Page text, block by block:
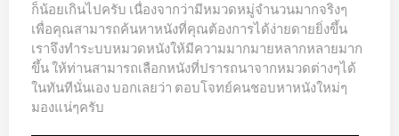
ก็น้อยเกินไปครับ เนื่องจากว่ามีหมวดหมู่จำนวนมากจริงๆ
เพื่อคุณสามารถค้นหาหนังที่คุณต้องการได้ง่ายดายยิ่งขึ้น
เราจึงทำระบบหมวดหนังให้มีความมากมายหลากหลายมาก
ขึ้น ให้ท่านสามารถเลือกหนังที่ปรารถนาจากหมวดต่างๆได้
ในทันทีนั่นเอง บอกเลยว่า ตอบโจทย์คนชอบหาหนังใหม่ๆ
มองแน่ๆครับ